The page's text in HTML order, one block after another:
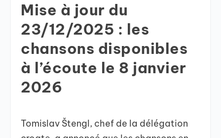
Mise à jour du
23/12/2025 : les
chansons disponibles
à l’écoute le 8 janvier
2026
Tomislav Štengl, chef de la délégation